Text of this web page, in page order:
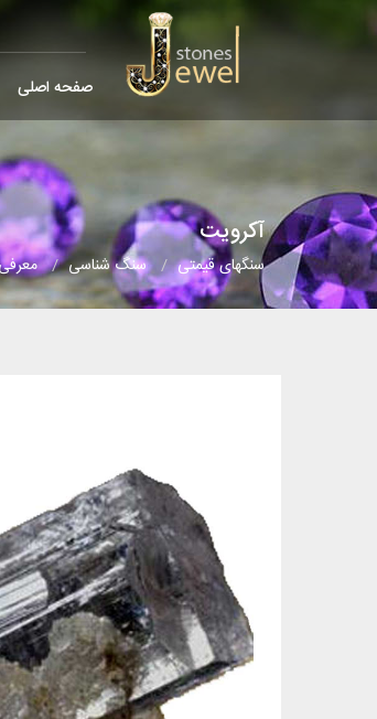
صفحه اصلی
آکرویت
سنگهای قیمتی سنگ شناسی